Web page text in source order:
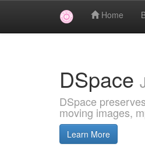
Home
DSpace
DSpace
moving images,
Learn More